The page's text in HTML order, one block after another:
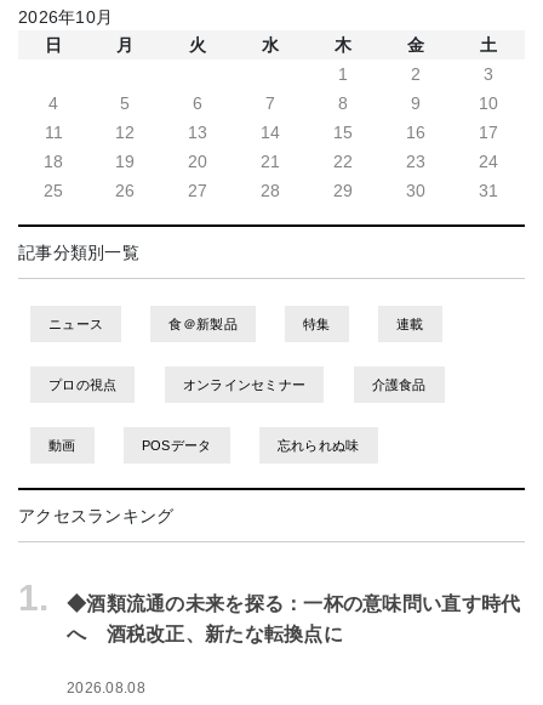
2026年10月
日
月 火 水 木 金
土
1
2
3
4
5 6 7 8 9
10
11
12 13 14 15 16
17
18
19 20 21 22 23
24
25
26 27 28 29 30 31
記事分類別一覧
ニュース 食＠新製品 特集 連載
プロの視点 オンラインセミナー 介護食品
動画 POSデータ 忘れられぬ味
アクセスランキング
1.
◆酒類流通の未来を探る：一杯の意味問い直す時代
へ 酒税改正、新たな転換点に
2026.08.08